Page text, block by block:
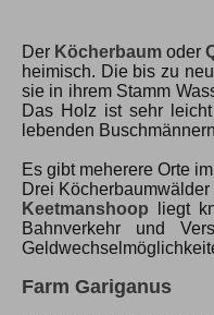
Der Köcherbaum oder
heimisch. Die bis zu
sie in ihrem Stamm
Das Holz ist sehr
lebenden
Es gibt meherere Orte
Drei
Keetmanshoop liegt
Bahnverkehr und
Farm Gariganus